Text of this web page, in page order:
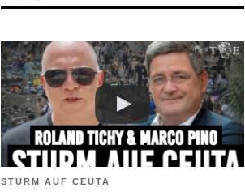
STURM AUF CEUTA